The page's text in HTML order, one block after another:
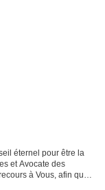
éternel pour être la
et Avocate des
à Vous, afin que